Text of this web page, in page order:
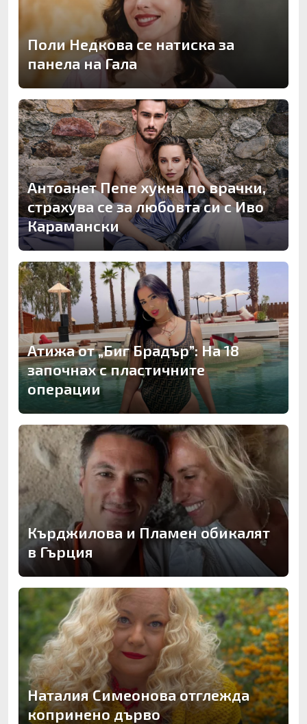
Поли Недкова се натиска за
панела на Гала
Антоанет Пепе хукна по врачки,
страхува се за любовта си с Иво
Карамански
Атижа от „Биг Брадър”: На 18
започнах с пластичните
операции
Кърджилова и Пламен обикалят
в Гърция
Наталия Симеонова отглежда
копринено дърво